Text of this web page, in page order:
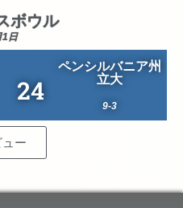
ボウル
1日
24
ペンシルバニア州
立大
9-3
ュー